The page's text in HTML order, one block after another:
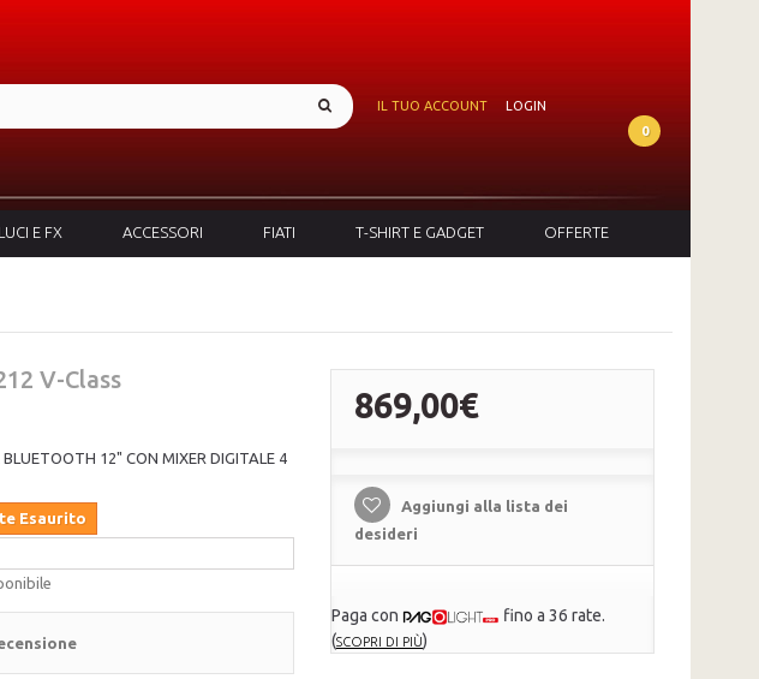
IL TUO ACCOUNT
LOGIN
0
LUCI E FX ACCESSORI FIATI T-SHIRT E GADGET OFFERTE
V-Class
12" CON MIXER DIGITALE 4
Esaurito
869,00€
Aggiungi alla lista dei
desideri
Paga con
fino a 36 rate.
(SCOPRI DI PIÙ)